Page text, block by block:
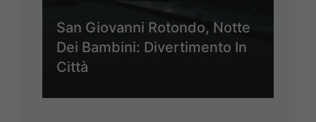
San Giovanni Rotondo, Notte
Dei Bambini: Divertimento In
Città